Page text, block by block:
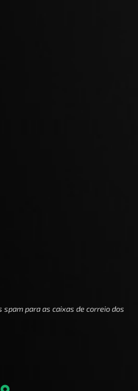
para as caixas de correio dos